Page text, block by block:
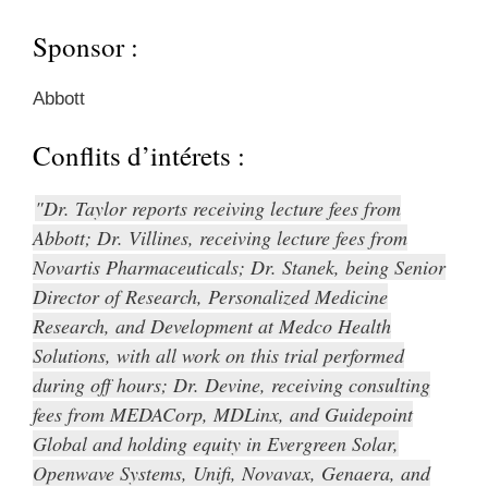
Sponsor :
Abbott
Conflits d’intérets :
Dr. Taylor reports receiving lecture fees from
Abbott; Dr. Villines, receiving lecture fees from
Novartis Pharmaceuticals; Dr. Stanek, being Senior
Director of Research, Personalized Medicine
Research, and Development at Medco Health
Solutions, with all work on this trial performed
during off hours; Dr. Devine, receiving consulting
fees from MEDACorp, MDLinx, and Guidepoint
Global and holding equity in Evergreen Solar,
Openwave Systems, Unifi, Novavax, Genaera, and